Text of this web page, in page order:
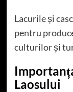
Lacurile și
pentru
culturilor și
Laosului